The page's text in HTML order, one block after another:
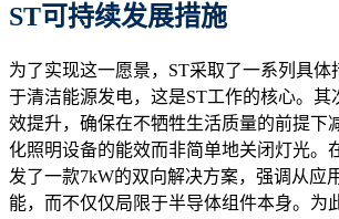
ST可持续发展措施
为了实现这一愿景，ST采取了一系列具体
于清洁能源发电，这是ST工作的核心。其
效提升，确保在不牺牲生活质量的前提下
化照明设备的能效而非简单地关闭灯光。
发了一款7kW的双向解决方案，强调从应
能，而不仅仅局限于半导体组件本身。为